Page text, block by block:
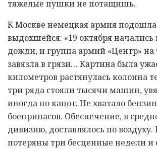
тяжелые пушки не потащишь.
К Москве немецкая армия
выдохшейся: «19 октября
дожди, и группа армий «Центр» на
завязла в грязи… Картина была
километров растянулась колонна
три ряда стояли тысячи машин,
иногда по капот. Не хватало
боеприпасов. Обеспечение, в
дивизию, доставлялось по
потеряны три бесценные недели и